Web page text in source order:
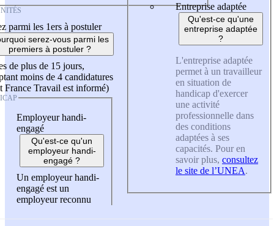
parmi les 1ers à postuler
serez-vous parmi les
premiers à postuler ?
de plus de 15 jours,
moins de 4 candidatures
France Travail est informé)
Employeur handi-
engagé
Qu'est-ce qu'un
employeur handi-
engagé ?
Un employeur handi-
engagé est un
employeur reconnu
Entreprise adaptée
Qu'est-ce qu'une
entreprise adaptée
?
L'entreprise adaptée
permet à un travailleur
en situation de
handicap d'exercer
une activité
professionnelle dans
des conditions
adaptées à ses
capacités. Pour en
savoir plus, consultez
le site de l’UNEA.